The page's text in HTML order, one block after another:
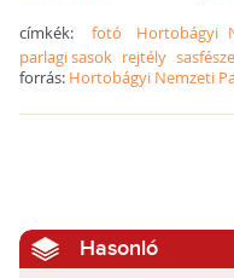
címkék: fotó Hortobágyi
parlagi sasok rejtély
forrás: Hortobágyi Nemzeti
Hasonló